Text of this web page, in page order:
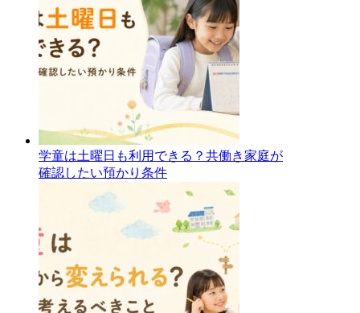
学童は土曜日も利用できる？共働き家庭が
確認したい預かり条件